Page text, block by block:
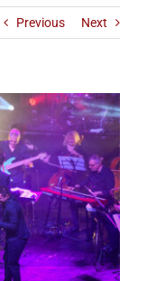
Previous Next